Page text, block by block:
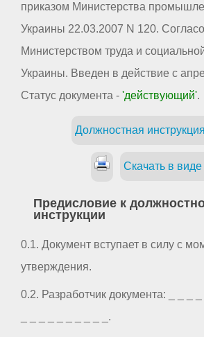
приказом Министерства
Украины 22.03.2007 N 120.
Министерством труда и
Украины. Введен в действие с
Статус документа - 'действующий'.
Должностная
Скачать в
Предисловие к
инструкции
0.1. Документ вступает в силу с
утверждения.
0.2. Разработчик документа: _ _ _ _
_ _ _ _ _ _ _ _ _ _.